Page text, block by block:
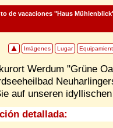
de vacaciones "Haus
Imágenes Lugar
Werdum "Grüne
auf unseren
detallada: